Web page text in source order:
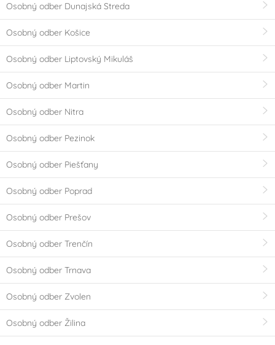
Osobný odber Dunajská Streda
Osobný odber Košice
Osobný odber Liptovský Mikuláš
Osobný odber Martin
Osobný odber Nitra
Osobný odber Pezinok
Osobný odber Piešťany
Osobný odber Poprad
Osobný odber Prešov
Osobný odber Trenčín
Osobný odber Trnava
Osobný odber Zvolen
Osobný odber Žilina